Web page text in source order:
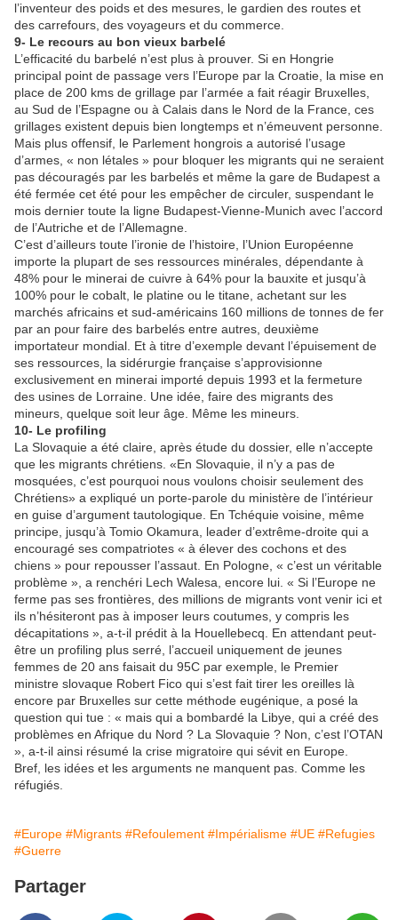
l’inventeur des poids et des mesures, le gardien des routes et
des carrefours, des voyageurs et du commerce.
9- Le recours au bon vieux barbelé
L’efficacité du barbelé n’est plus à prouver. Si en Hongrie
principal point de passage vers l’Europe par la Croatie, la mise en
place de 200 kms de grillage par l’armée a fait réagir Bruxelles,
au Sud de l’Espagne ou à Calais dans le Nord de la France, ces
grillages existent depuis bien longtemps et n’émeuvent personne.
Mais plus offensif, le Parlement hongrois a autorisé l’usage
d’armes, « non létales » pour bloquer les migrants qui ne seraient
pas découragés par les barbelés et même la gare de Budapest a
été fermée cet été pour les empêcher de circuler, suspendant le
mois dernier toute la ligne Budapest-Vienne-Munich avec l’accord
de l’Autriche et de l’Allemagne.
C’est d’ailleurs toute l’ironie de l’histoire, l’Union Européenne
importe la plupart de ses ressources minérales, dépendante à
48% pour le minerai de cuivre à 64% pour la bauxite et jusqu’à
100% pour le cobalt, le platine ou le titane, achetant sur les
marchés africains et sud-américains 160 millions de tonnes de fer
par an pour faire des barbelés entre autres, deuxième
importateur mondial. Et à titre d’exemple devant l’épuisement de
ses ressources, la sidérurgie française s’approvisionne
exclusivement en minerai importé depuis 1993 et la fermeture
des usines de Lorraine. Une idée, faire des migrants des
mineurs, quelque soit leur âge. Même les mineurs.
10- Le profiling
La Slovaquie a été claire, après étude du dossier, elle n’accepte
que les migrants chrétiens. «En Slovaquie, il n’y a pas de
mosquées, c’est pourquoi nous voulons choisir seulement des
Chrétiens» a expliqué un porte-parole du ministère de l’intérieur
en guise d’argument tautologique. En Tchéquie voisine, même
principe, jusqu’à Tomio Okamura, leader d’extrême-droite qui a
encouragé ses compatriotes « à élever des cochons et des
chiens » pour repousser l’assaut. En Pologne, « c’est un véritable
problème », a renchéri Lech Walesa, encore lui. « Si l’Europe ne
ferme pas ses frontières, des millions de migrants vont venir ici et
ils n’hésiteront pas à imposer leurs coutumes, y compris les
décapitations », a-t-il prédit à la Houellebecq. En attendant peut-
être un profiling plus serré, l’accueil uniquement de jeunes
femmes de 20 ans faisait du 95C par exemple, le Premier
ministre slovaque Robert Fico qui s’est fait tirer les oreilles là
encore par Bruxelles sur cette méthode eugénique, a posé la
question qui tue : « mais qui a bombardé la Libye, qui a créé des
problèmes en Afrique du Nord ? La Slovaquie ? Non, c’est l’OTAN
», a-t-il ainsi résumé la crise migratoire qui sévit en Europe.
Bref, les idées et les arguments ne manquent pas. Comme les
réfugiés.
#Europe #Migrants #Refoulement #Impérialisme #UE #Refugies
#Guerre
Partager